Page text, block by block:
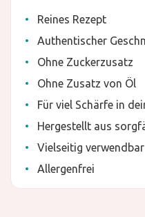
Reines Rezept
Authentischer
Ohne Zuckerzusatz
Ohne Zusatz von Öl
Für viel Schärfe in
Hergestellt aus
Vielseitig verwendbar
Allergenfrei